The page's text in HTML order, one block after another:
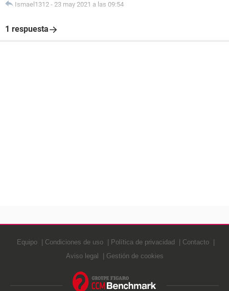
Ismael1312 - 23 may 2021 a las 09:54
1 respuesta
Equipo Condiciones de uso Política de privacidad
Contacto
Aviso legal
Gestión de cookies